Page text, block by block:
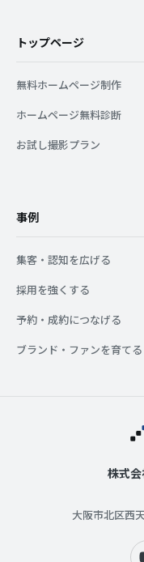
トップページ
無料ホームページ制作
ホームページ無料診断
お試し撮影プラン
事例
集客・認知を広げる
採用を強くする
予約・成約につなげる
ブランド・ファンを育てる
株式
大阪市北区西